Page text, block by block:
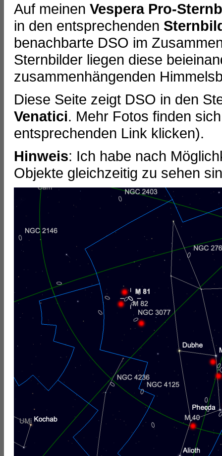
Auf meinen Vespera Pro-
in den entsprechenden
benachbarte DSO im
Sternbilder liegen diese
zusammenhängenden
Diese Seite zeigt DSO in den
Venatici. Mehr Fotos finden
entsprechenden Link klicken).
Hinweis: Ich habe nach
Objekte gleichzeitig zu sehen